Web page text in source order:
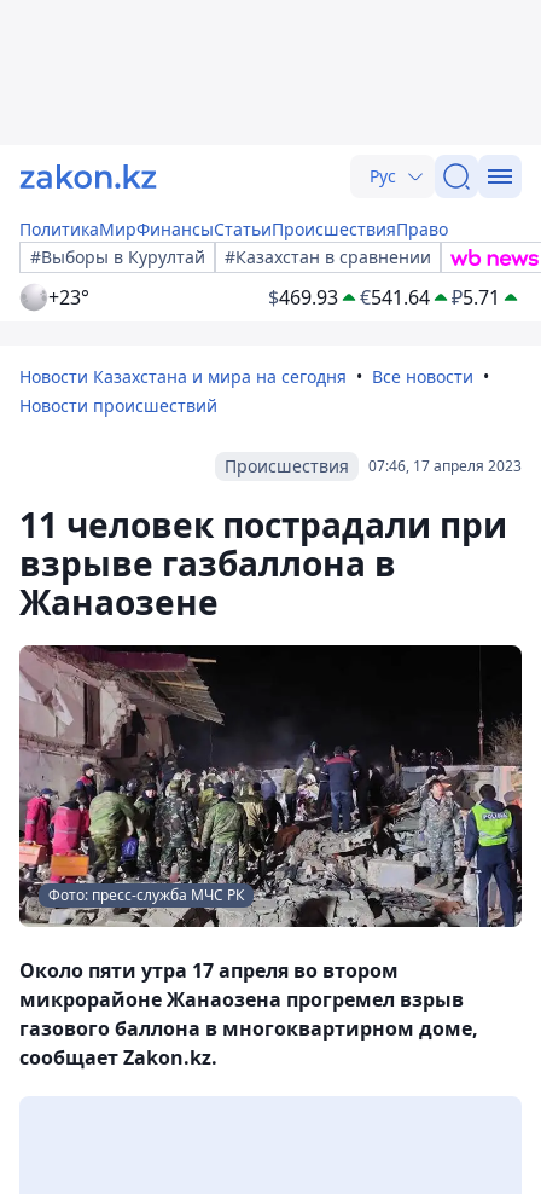
Рус
ПолитикаМирФинансыСтатьиПроисшествияПраво
#Выборы в Курултай
#Казахстан в сравнении
+23° $469.93 €541.64 ₽5.71
Новости Казахстана и мира на сегодня
Все новости
Новости происшествий
07:46, 17 апреля 2023
Происшествия
11 человек пострадали при
взрыве газбаллона в
Жанаозене
Фото: пресс-служба МЧС РК
Около пяти утра 17 апреля во втором
микрорайоне Жанаозена прогремел взрыв
газового баллона в многоквартирном доме,
сообщает Zakon.kz.